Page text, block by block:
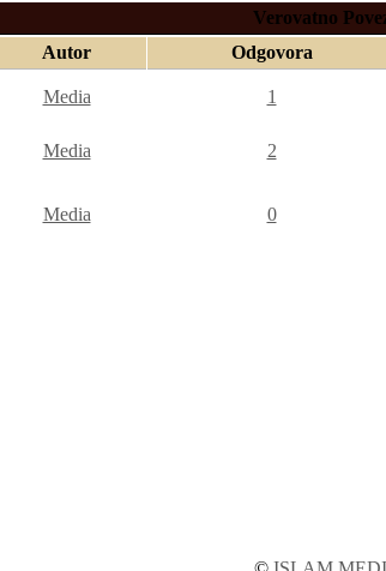
Verovatno
Autor Odgovora
Media 1
Media 2
Media 0